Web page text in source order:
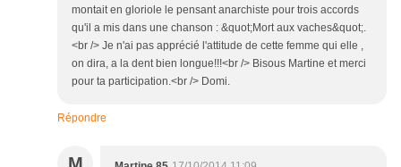
montait en gloriole le pensant anarchiste pour trois accords
qu'il a mis dans une chanson : &quot;Mort aux vaches&quot;.
<br /> Je n'ai pas apprécié l'attitude de cette femme qui elle ,
on dira, a la dent bien longue!!!<br /> Bisous Martine et merci
pour ta participation.<br /> Domi.
Répondre